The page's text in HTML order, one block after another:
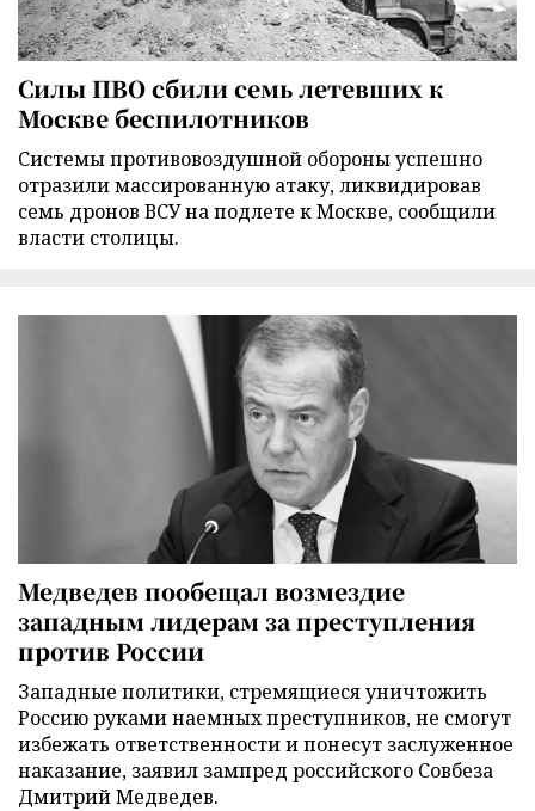
Силы ПВО сбили семь летевших к
Москве беспилотников
Cистемы противовоздушной обороны успешно
отразили массированную атаку, ликвидировав
семь дронов ВСУ на подлете к Москве, сообщили
власти столицы.
Медведев пообещал возмездие
западным лидерам за преступления
против России
Западные политики, стремящиеся уничтожить
Россию руками наемных преступников, не смогут
избежать ответственности и понесут заслуженное
наказание, заявил зампред российского Совбеза
Дмитрий Медведев.